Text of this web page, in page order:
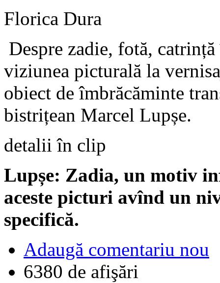
Florica Dura
Despre zadie, fotă,
viziunea picturală la
obiect de îmbrăcăminte
bistrițean Marcel Lupșe.
detalii în clip
Lupșe: Zadia, un motiv
aceste picturi avînd un
specifică.
Adaugă comentariu nou
6380 de afişări